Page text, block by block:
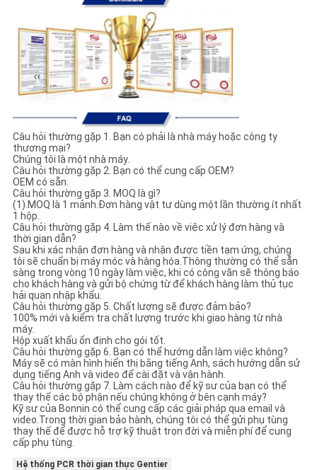
Câu hỏi thường gặp 1. Bạn có phải là nhà máy hoặc công ty
thương mại?
Chúng tôi là một nhà máy.
Câu hỏi thường gặp 2. Bạn có thể cung cấp OEM?
OEM có sẵn.
Câu hỏi thường gặp 3. MOQ là gì?
(1).MOQ là 1 mảnh.Đơn hàng vật tư dùng một lần thường ít nhất
1 hộp.
Câu hỏi thường gặp 4. Làm thế nào về việc xử lý đơn hàng và
thời gian dẫn?
Sau khi xác nhận đơn hàng và nhận được tiền tạm ứng, chúng
tôi sẽ chuẩn bị máy móc và hàng hóa.Thông thường có thể sẵn
sàng trong vòng 10 ngày làm việc, khi có công văn sẽ thông báo
cho khách hàng và gửi bộ chứng từ để khách hàng làm thủ tục
hải quan nhập khẩu.
Câu hỏi thường gặp 5. Chất lượng sẽ được đảm bảo?
100% mới và kiểm tra chất lượng trước khi giao hàng từ nhà
máy.
Hộp xuất khẩu ổn định cho gói tốt.
Câu hỏi thường gặp 6. Bạn có thể hướng dẫn làm việc không?
Máy sẽ có màn hình hiển thị bằng tiếng Anh, sách hướng dẫn sử
dụng tiếng Anh và video để cài đặt và vận hành.
Câu hỏi thường gặp 7. Làm cách nào để kỹ sư của bạn có thể
thay thế các bộ phận nếu chúng không ở bên cạnh máy?
Kỹ sư của Bonnin có thể cung cấp các giải pháp qua email và
video.Trong thời gian bảo hành, chúng tôi có thể gửi phụ tùng
thay thế để được hỗ trợ kỹ thuật trọn đời và miễn phí để cung
cấp phụ tùng.
Hệ thống PCR thời gian thực Gentier